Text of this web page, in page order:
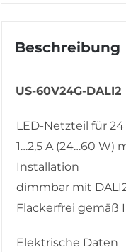
Beschreibung
US-60V24G-DALI2
LED-Netzteil für
1…2,5 A (24…60 W)
Installation
dimmbar mit
Flackerfrei gemäß
Elektrische Daten